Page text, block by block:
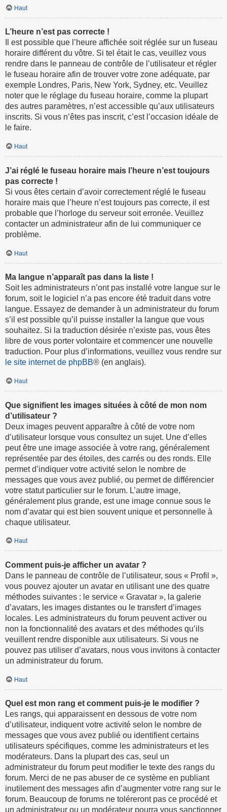
Haut
L’heure n’est pas correcte !
Il est possible que l’heure affichée soit réglée sur un fuseau
horaire différent du vôtre. Si tel était le cas, veuillez vous
rendre dans le panneau de contrôle de l’utilisateur et régler
le fuseau horaire afin de trouver votre zone adéquate, par
exemple Londres, Paris, New York, Sydney, etc. Veuillez
noter que le réglage du fuseau horaire, comme la plupart
des autres paramètres, n’est accessible qu’aux utilisateurs
inscrits. Si vous n’êtes pas inscrit, c’est l’occasion idéale de
le faire.
Haut
J’ai réglé le fuseau horaire mais l’heure n’est toujours
pas correcte !
Si vous êtes certain d’avoir correctement réglé le fuseau
horaire mais que l’heure n’est toujours pas correcte, il est
probable que l’horloge du serveur soit erronée. Veuillez
contacter un administrateur afin de lui communiquer ce
problème.
Haut
Ma langue n’apparaît pas dans la liste !
Soit les administrateurs n’ont pas installé votre langue sur le
forum, soit le logiciel n’a pas encore été traduit dans votre
langue. Essayez de demander à un administrateur du forum
s’il est possible qu’il puisse installer la langue que vous
souhaitez. Si la traduction désirée n’existe pas, vous êtes
libre de vous porter volontaire et commencer une nouvelle
traduction. Pour plus d’informations, veuillez vous rendre sur
le site internet de phpBB® (en anglais).
Haut
Que signifient les images situées à côté de mon nom
d’utilisateur ?
Deux images peuvent apparaître à côté de votre nom
d’utilisateur lorsque vous consultez un sujet. Une d’elles
peut être une image associée à votre rang, généralement
représentée par des étoiles, des carrés ou des ronds. Elle
permet d’indiquer votre activité selon le nombre de
messages que vous avez publié, ou permet de différencier
votre statut particulier sur le forum. L’autre image,
généralement plus grande, est une image connue sous le
nom d’avatar qui est bien souvent unique et personnelle à
chaque utilisateur.
Haut
Comment puis-je afficher un avatar ?
Dans le panneau de contrôle de l’utilisateur, sous « Profil »,
vous pouvez ajouter un avatar en utilisant une des quatre
méthodes suivantes : le service « Gravatar », la galerie
d’avatars, les images distantes ou le transfert d’images
locales. Les administrateurs du forum peuvent activer ou
non la fonctionnalité des avatars et des méthodes qu’ils
veuillent rendre disponible aux utilisateurs. Si vous ne
pouvez pas utiliser d’avatars, nous vous invitons à contacter
un administrateur du forum.
Haut
Quel est mon rang et comment puis-je le modifier ?
Les rangs, qui apparaissent en dessous de votre nom
d’utilisateur, indiquent votre activité selon le nombre de
messages que vous avez publié ou identifient certains
utilisateurs spécifiques, comme les administrateurs et les
modérateurs. Dans la plupart des cas, seul un
administrateur du forum peut modifier le texte des rangs du
forum. Merci de ne pas abuser de ce système en publiant
inutilement des messages afin d’augmenter votre rang sur le
forum. Beaucoup de forums ne toléreront pas ce procédé et
un administrateur ou un modérateur pourra vous sanctionner